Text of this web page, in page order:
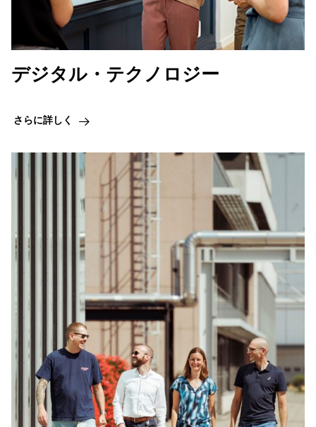
デジタル・テクノロジー
さらに詳しく